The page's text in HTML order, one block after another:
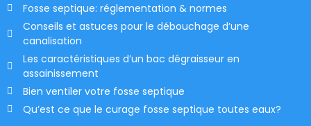
Fosse septique: réglementation & normes
Conseils et astuces pour le débouchage d’une
canalisation
Les caractéristiques d’un bac dégraisseur en
assainissement
Bien ventiler votre fosse septique
Qu’est ce que le curage fosse septique toutes eaux?